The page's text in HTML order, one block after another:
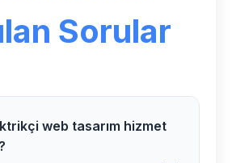
Sorular
web tasarım hizmet